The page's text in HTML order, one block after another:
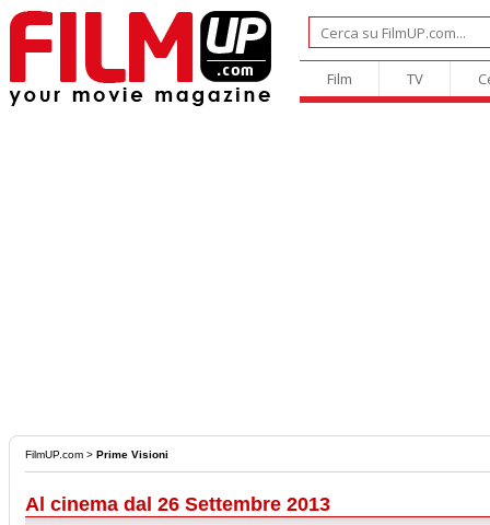
Film TV
FilmUP.com > Prime Visioni
Al cinema dal 26 Settembre 2013